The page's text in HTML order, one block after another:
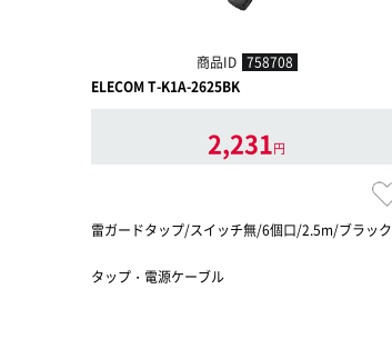
商品ID 758708
ELECOM T-K1A-2625BK
2,231円
雷ガードタップ/スイッチ無/6個口/2.5m/ブラック
タップ・電源ケーブル